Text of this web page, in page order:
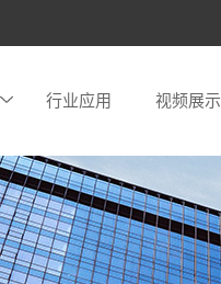
行业应用 视频展示